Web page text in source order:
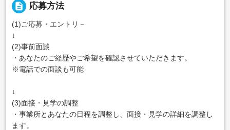
description 応募方法
(1)ご応募・エントリ－
↓
(2)事前面談
・あなたのご経歴やご希望を確認させていただきます。
※電話での面談も可能
↓
(3)面接・見学の調整
・事業所とあなたの日程を調整し、面接・見学の詳細を調整し
ます。